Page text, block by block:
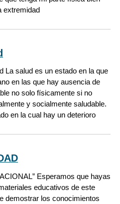
extremidad
La salud es un estado en la que
en las que hay ausencia de
no solo físicamente si no
y socialmente saludable.
en la cual hay un deterioro
Esperamos que hayas
educativos de este
demostrar los conocimientos